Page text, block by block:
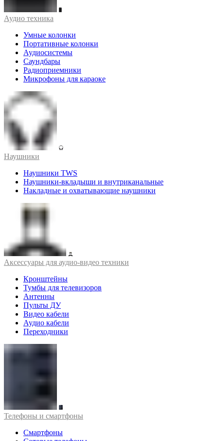
Аудио техника
Умные колонки
Портативные колонки
Аудиосистемы
Саундбары
Радиоприемники
Микрофоны для караоке
Наушники
Наушники TWS
Наушники-вкладыши и внутриканальные
Накладные и охватывающие наушники
Аксессуары для аудио-видео техники
Кронштейны
Тумбы для телевизоров
Антенны
Пульты ДУ
Видео кабели
Аудио кабели
Переходники
Телефоны и смартфоны
Смартфоны